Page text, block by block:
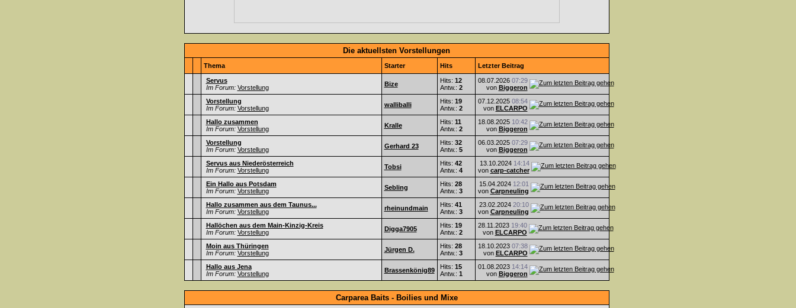
Die aktuellsten Vorstellungen
Thema Starter Hits Letzter Beitrag
Servus
Im Forum: Vorstellung Bize Hits: 12
Antw.: 2
08.07.2026 07:29
von Biggeron
Vorstellung
Im Forum: Vorstellung walliballi Hits: 19
Antw.: 2
07.12.2025 08:54
von ELCARPO
Hallo zusammen
Im Forum: Vorstellung Kralle Hits: 11
Antw.: 2
18.08.2025 10:42
von Biggeron
Vorstellung
Im Forum: Vorstellung Gerhard 23 Hits: 32
Antw.: 5
06.03.2025 07:29
von Biggeron
Servus aus Niederösterreich
Im Forum: Vorstellung Tobsi Hits: 42
Antw.: 4
13.10.2024 14:14
von carp-catcher
Ein Hallo aus Potsdam
Im Forum: Vorstellung Sebling Hits: 28
Antw.: 3
15.04.2024 12:01
von Carpneuling
Hallo zusammen aus dem Taunus...
Im Forum: Vorstellung rheinundmain Hits: 41
Antw.: 3
23.02.2024 20:10
von Carpneuling
Hallöchen aus dem Main-Kinzig-Kreis
Im Forum: Vorstellung Digga7905 Hits: 19
Antw.: 2
28.11.2023 19:40
von ELCARPO
Moin aus Thüringen
Im Forum: Vorstellung Jürgen D. Hits: 28
Antw.: 3
18.10.2023 07:38
von ELCARPO
Hallo aus Jena
Im Forum: Vorstellung Brassenkönig89 Hits: 15
Antw.: 1
01.08.2023 14:14
von Biggeron
Carparea Baits - Boilies und Mixe